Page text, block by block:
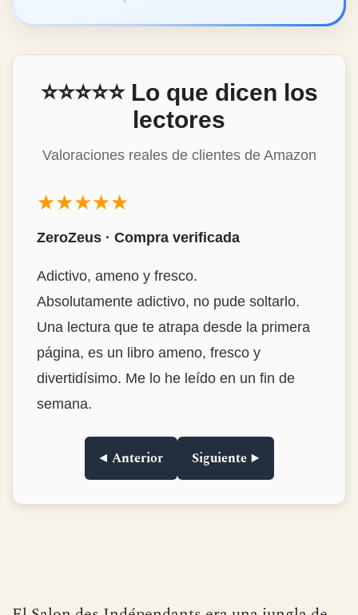
Prepárate para decir una y otra vez:
⭐⭐⭐⭐⭐ Lo que dicen los
Valoraciones reales de clientes de Amazon
ZeroZeus · Compra verificada
Adictivo, ameno y fresco.
Absolutamente adictivo, no pude soltarlo.
Una lectura que te atrapa desde la primera
página, es un libro ameno, fresco y
◀ Anterior Siguiente ▶